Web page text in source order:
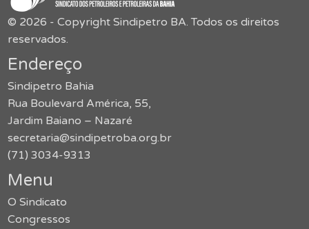
© 2026 - Copyright Sindipetro BA. Todos os direitos
reservados.
Endereço
Sindipetro Bahia
Rua Boulevard América, 55,
Jardim Baiano – Nazaré
secretaria@sindipetroba.org.br
(71) 3034-9313
Menu
O Sindicato
Congressos